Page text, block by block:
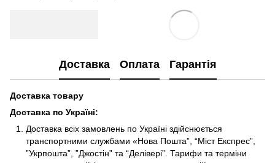
Доставка Оплата Гарантія
Доставка товару
Доставка по Україні:
Доставка всіх замовлень по Україні здійснюється
транспортними службами «Нова Пошта”, “Міст Експрес”,
”Укрпошта”, ”Джостін” та “Делівері”. Тарифи та терміни